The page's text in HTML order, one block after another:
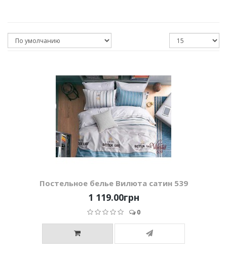
Постельное белье Вилюта сатин 539
1 119.00грн
0